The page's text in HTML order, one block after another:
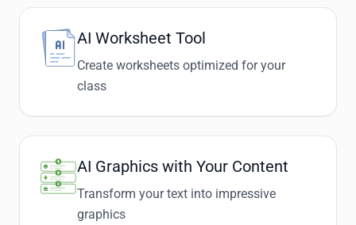
AI Worksheet Tool
Create worksheets optimized for your
class
AI Graphics with Your Content
Transform your text into impressive
graphics